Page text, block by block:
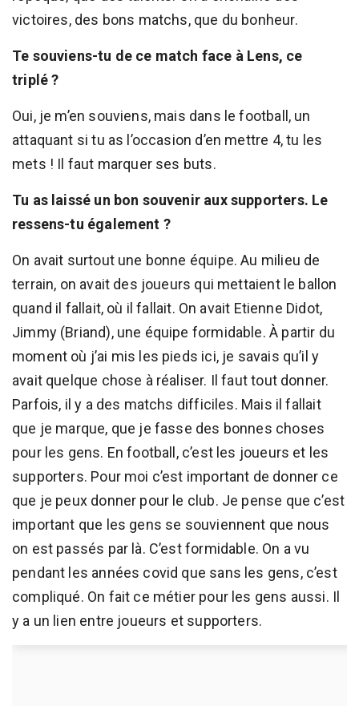
victoires, des bons matchs, que du bonheur.
Te souviens-tu de ce match face à Lens, ce
triplé ?
Oui, je m’en souviens, mais dans le football, un
attaquant si tu as l’occasion d’en mettre 4, tu les
mets ! Il faut marquer ses buts.
Tu as laissé un bon souvenir aux supporters. Le
ressens-tu également ?
On avait surtout une bonne équipe. Au milieu de
terrain, on avait des joueurs qui mettaient le ballon
quand il fallait, où il fallait. On avait Etienne Didot,
Jimmy (Briand), une équipe formidable. À partir du
moment où j’ai mis les pieds ici, je savais qu’il y
avait quelque chose à réaliser. Il faut tout donner.
Parfois, il y a des matchs difficiles. Mais il fallait
que je marque, que je fasse des bonnes choses
pour les gens. En football, c’est les joueurs et les
supporters. Pour moi c’est important de donner ce
que je peux donner pour le club. Je pense que c’est
important que les gens se souviennent que nous
on est passés par là. C’est formidable. On a vu
pendant les années covid que sans les gens, c’est
compliqué. On fait ce métier pour les gens aussi. Il
y a un lien entre joueurs et supporters.